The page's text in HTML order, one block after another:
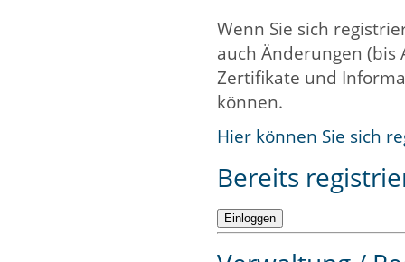
Wenn Sie sich
auch Änderungen
Zertifikate und
können.
Hier können Sie sich
Bereits